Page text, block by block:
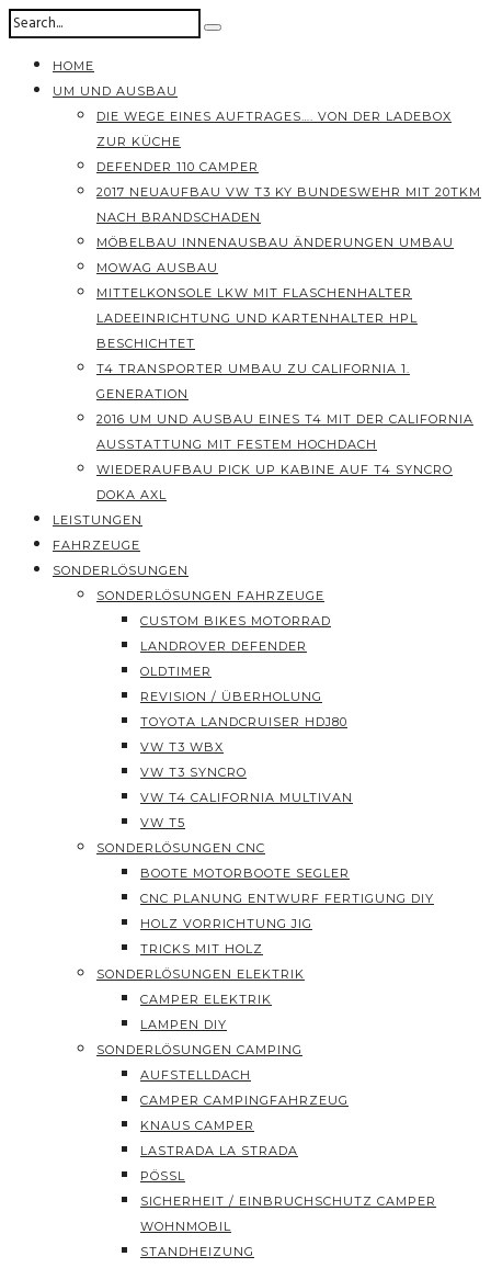
HOME
UM UND AUSBAU
DIE WEGE EINES AUFTRAGES…. VON DER LADEBOX
ZUR KÜCHE
DEFENDER 110 CAMPER
2017 NEUAUFBAU VW T3 KY BUNDESWEHR MIT 20TKM
NACH BRANDSCHADEN
MÖBELBAU INNENAUSBAU ÄNDERUNGEN UMBAU
MOWAG AUSBAU
MITTELKONSOLE LKW MIT FLASCHENHALTER
LADEEINRICHTUNG UND KARTENHALTER HPL
BESCHICHTET
T4 TRANSPORTER UMBAU ZU CALIFORNIA 1.
GENERATION
2016 UM UND AUSBAU EINES T4 MIT DER CALIFORNIA
AUSSTATTUNG MIT FESTEM HOCHDACH
WIEDERAUFBAU PICK UP KABINE AUF T4 SYNCRO
DOKA AXL
LEISTUNGEN
FAHRZEUGE
SONDERLÖSUNGEN
SONDERLÖSUNGEN FAHRZEUGE
CUSTOM BIKES MOTORRAD
LANDROVER DEFENDER
OLDTIMER
REVISION / ÜBERHOLUNG
TOYOTA LANDCRUISER HDJ80
VW T3 WBX
VW T3 SYNCRO
VW T4 CALIFORNIA MULTIVAN
VW T5
SONDERLÖSUNGEN CNC
BOOTE MOTORBOOTE SEGLER
CNC PLANUNG ENTWURF FERTIGUNG DIY
HOLZ VORRICHTUNG JIG
TRICKS MIT HOLZ
SONDERLÖSUNGEN ELEKTRIK
CAMPER ELEKTRIK
LAMPEN DIY
SONDERLÖSUNGEN CAMPING
AUFSTELLDACH
CAMPER CAMPINGFAHRZEUG
KNAUS CAMPER
LASTRADA LA STRADA
PÖSSL
SICHERHEIT / EINBRUCHSCHUTZ CAMPER
WOHNMOBIL
STANDHEIZUNG